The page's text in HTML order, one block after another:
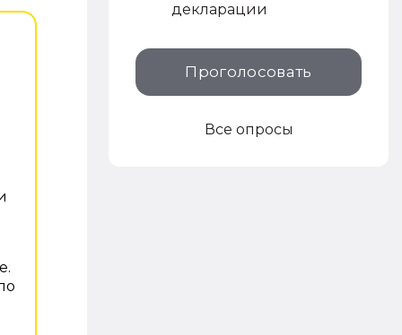
декларации
Проголосовать
Все опросы